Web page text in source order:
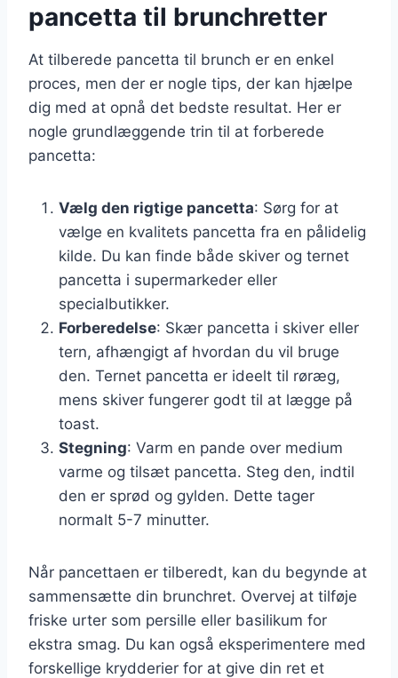
pancetta til brunchretter
At tilberede pancetta til brunch er en enkel
proces, men der er nogle tips, der kan hjælpe
dig med at opnå det bedste resultat. Her er
nogle grundlæggende trin til at forberede
pancetta:
Vælg den rigtige pancetta: Sørg for at
vælge en kvalitets pancetta fra en pålidelig
kilde. Du kan finde både skiver og ternet
pancetta i supermarkeder eller
specialbutikker.
Forberedelse: Skær pancetta i skiver eller
tern, afhængigt af hvordan du vil bruge
den. Ternet pancetta er ideelt til røræg,
mens skiver fungerer godt til at lægge på
toast.
Stegning: Varm en pande over medium
varme og tilsæt pancetta. Steg den, indtil
den er sprød og gylden. Dette tager
normalt 5-7 minutter.
Når pancettaen er tilberedt, kan du begynde at
sammensætte din brunchret. Overvej at tilføje
friske urter som persille eller basilikum for
ekstra smag. Du kan også eksperimentere med
forskellige krydderier for at give din ret et